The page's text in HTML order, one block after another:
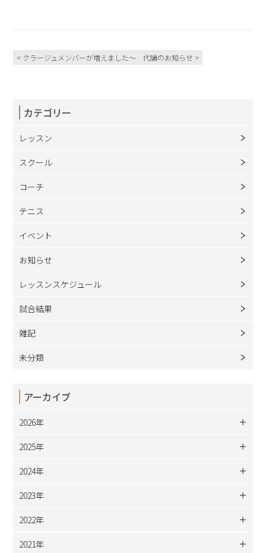
< クラージュメンバーが増えました～ 代講のお知らせ >
カテゴリー
レッスン
スクール
コーチ
テニス
イベント
お知らせ
レッスンスケジュール
試合結果
雑記
未分類
アーカイブ
2026年
2025年
2024年
2023年
2022年
2021年